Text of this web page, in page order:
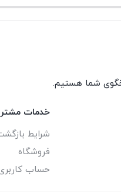
خدمات
شرایط
فروشگاه
حساب